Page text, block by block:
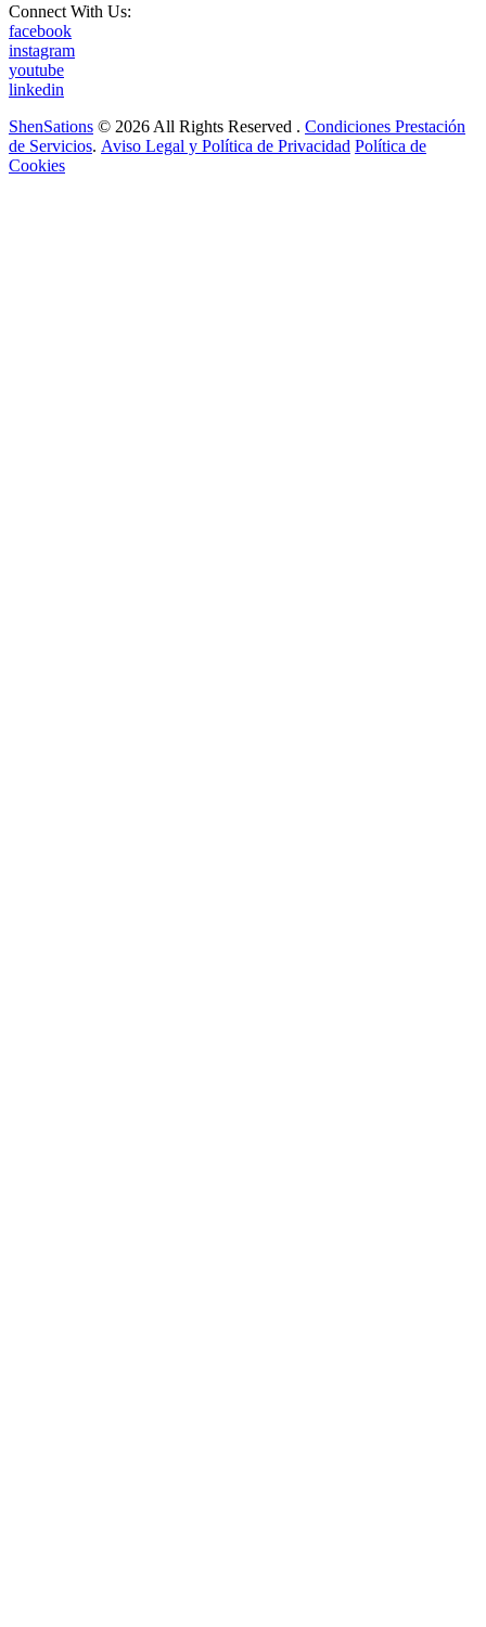
Connect With Us:
facebook
instagram
youtube
linkedin
ShenSations © 2026 All Rights Reserved . Condiciones Prestación
de Servicios. Aviso Legal y Política de Privacidad Política de
Cookies